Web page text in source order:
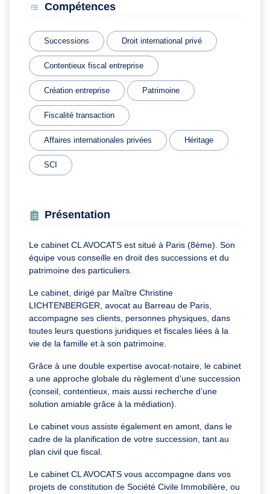
Compétences
Successions Droit international privé
Contentieux fiscal entreprise
Création entreprise Patrimoine
Fiscalité transaction
Affaires internationales privées Héritage
SCI
Présentation
Le cabinet CL AVOCATS est situé à Paris (8ème). Son
équipe vous conseille en droit des successions et du
patrimoine des particuliers.
Le cabinet, dirigé par Maître Christine
LICHTENBERGER, avocat au Barreau de Paris,
accompagne ses clients, personnes physiques, dans
toutes leurs questions juridiques et fiscales liées à la
vie de la famille et à son patrimoine.
Grâce à une double expertise avocat-notaire, le cabinet
a une approche globale du règlement d’une succession
(conseil, contentieux, mais aussi recherche d’une
solution amiable grâce à la médiation).
Le cabinet vous assiste également en amont, dans le
cadre de la planification de votre succession, tant au
plan civil que fiscal.
Le cabinet CL AVOCATS vous accompagne dans vos
projets de constitution de Société Civile Immobilière, ou